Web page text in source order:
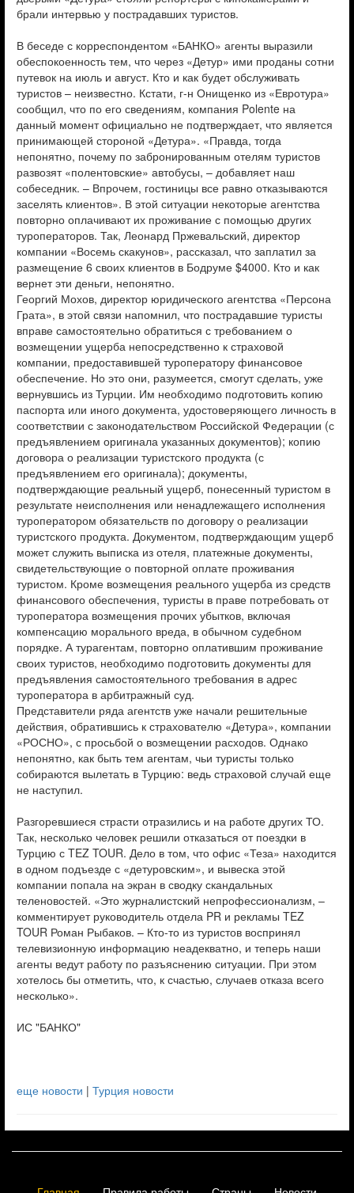
брали интервью у пострадавших туристов.
В беседе с корреспондентом «БАНКО» агенты выразили
обеспокоенность тем, что через «Детур» ими проданы сотни
путевок на июль и август. Кто и как будет обслуживать
туристов – неизвестно. Кстати, г-н Онищенко из «Евротура»
сообщил, что по его сведениям, компания Polente на
данный момент официально не подтверждает, что является
принимающей стороной «Детура». «Правда, тогда
непонятно, почему по забронированным отелям туристов
развозят «полентовские» автобусы, – добавляет наш
собеседник. – Впрочем, гостиницы все равно отказываются
заселять клиентов». В этой ситуации некоторые агентства
повторно оплачивают их проживание с помощью других
туроператоров. Так, Леонард Пржевальский, директор
компании «Восемь скакунов», рассказал, что заплатил за
размещение 6 своих клиентов в Бодруме $4000. Кто и как
вернет эти деньги, непонятно.
Георгий Мохов, директор юридического агентства «Персона
Грата», в этой связи напомнил, что пострадавшие туристы
вправе самостоятельно обратиться с требованием о
возмещении ущерба непосредственно к страховой
компании, предоставившей туроператору финансовое
обеспечение. Но это они, разумеется, смогут сделать, уже
вернувшись из Турции. Им необходимо подготовить копию
паспорта или иного документа, удостоверяющего личность в
соответствии с законодательством Российской Федерации (с
предъявлением оригинала указанных документов); копию
договора о реализации туристского продукта (с
предъявлением его оригинала); документы,
подтверждающие реальный ущерб, понесенный туристом в
результате неисполнения или ненадлежащего исполнения
туроператором обязательств по договору о реализации
туристского продукта. Документом, подтверждающим ущерб
может служить выписка из отеля, платежные документы,
свидетельствующие о повторной оплате проживания
туристом. Кроме возмещения реального ущерба из средств
финансового обеспечения, туристы в праве потребовать от
туроператора возмещения прочих убытков, включая
компенсацию морального вреда, в обычном судебном
порядке. А турагентам, повторно оплатившим проживание
своих туристов, необходимо подготовить документы для
предъявления самостоятельного требования в адрес
туроператора в арбитражный суд.
Представители ряда агентств уже начали решительные
действия, обратившись к страхователю «Детура», компании
«РОСНО», с просьбой о возмещении расходов. Однако
непонятно, как быть тем агентам, чьи туристы только
собираются вылетать в Турцию: ведь страховой случай еще
не наступил.
Разгоревшиеся страсти отразились и на работе других ТО.
Так, несколько человек решили отказаться от поездки в
Турцию с TEZ TOUR. Дело в том, что офис «Теза» находится
в одном подъезде с «детуровским», и вывеска этой
компании попала на экран в сводку скандальных
теленовостей. «Это журналистский непрофессионализм, –
комментирует руководитель отдела PR и рекламы TEZ
TOUR Роман Рыбаков. – Кто-то из туристов воспринял
телевизионную информацию неадекватно, и теперь наши
агенты ведут работу по разъяснению ситуации. При этом
хотелось бы отметить, что, к счастью, случаев отказа всего
несколько».
ИС "БАНКО"
еще новости | Турция новости